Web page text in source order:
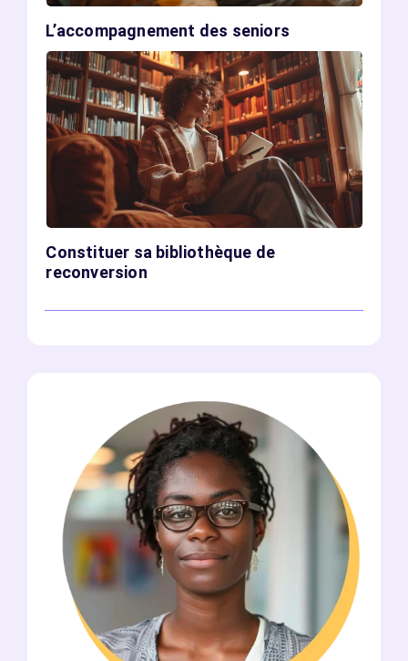
L’accompagnement des seniors
Constituer sa bibliothèque de
reconversion